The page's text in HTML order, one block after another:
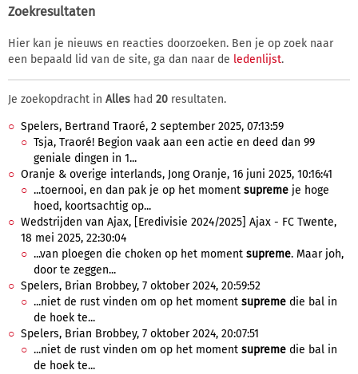
Zoekresultaten
Hier kan je nieuws en reacties doorzoeken. Ben je op zoek naar
een bepaald lid van de site, ga dan naar de ledenlijst.
Je zoekopdracht in Alles had 20 resultaten.
Spelers, Bertrand Traoré, 2 september 2025, 07:13:59
Tsja, Traoré! Begion vaak aan een actie en deed dan 99
geniale dingen in 1...
Oranje & overige interlands, Jong Oranje, 16 juni 2025, 10:16:41
...toernooi, en dan pak je op het moment supreme je hoge
hoed, koortsachtig op...
Wedstrijden van Ajax, [Eredivisie 2024/2025] Ajax - FC Twente,
18 mei 2025, 22:30:04
...van ploegen die choken op het moment supreme. Maar joh,
door te zeggen...
Spelers, Brian Brobbey, 7 oktober 2024, 20:59:52
...niet de rust vinden om op het moment supreme die bal in
de hoek te...
Spelers, Brian Brobbey, 7 oktober 2024, 20:07:51
...niet de rust vinden om op het moment supreme die bal in
de hoek te...